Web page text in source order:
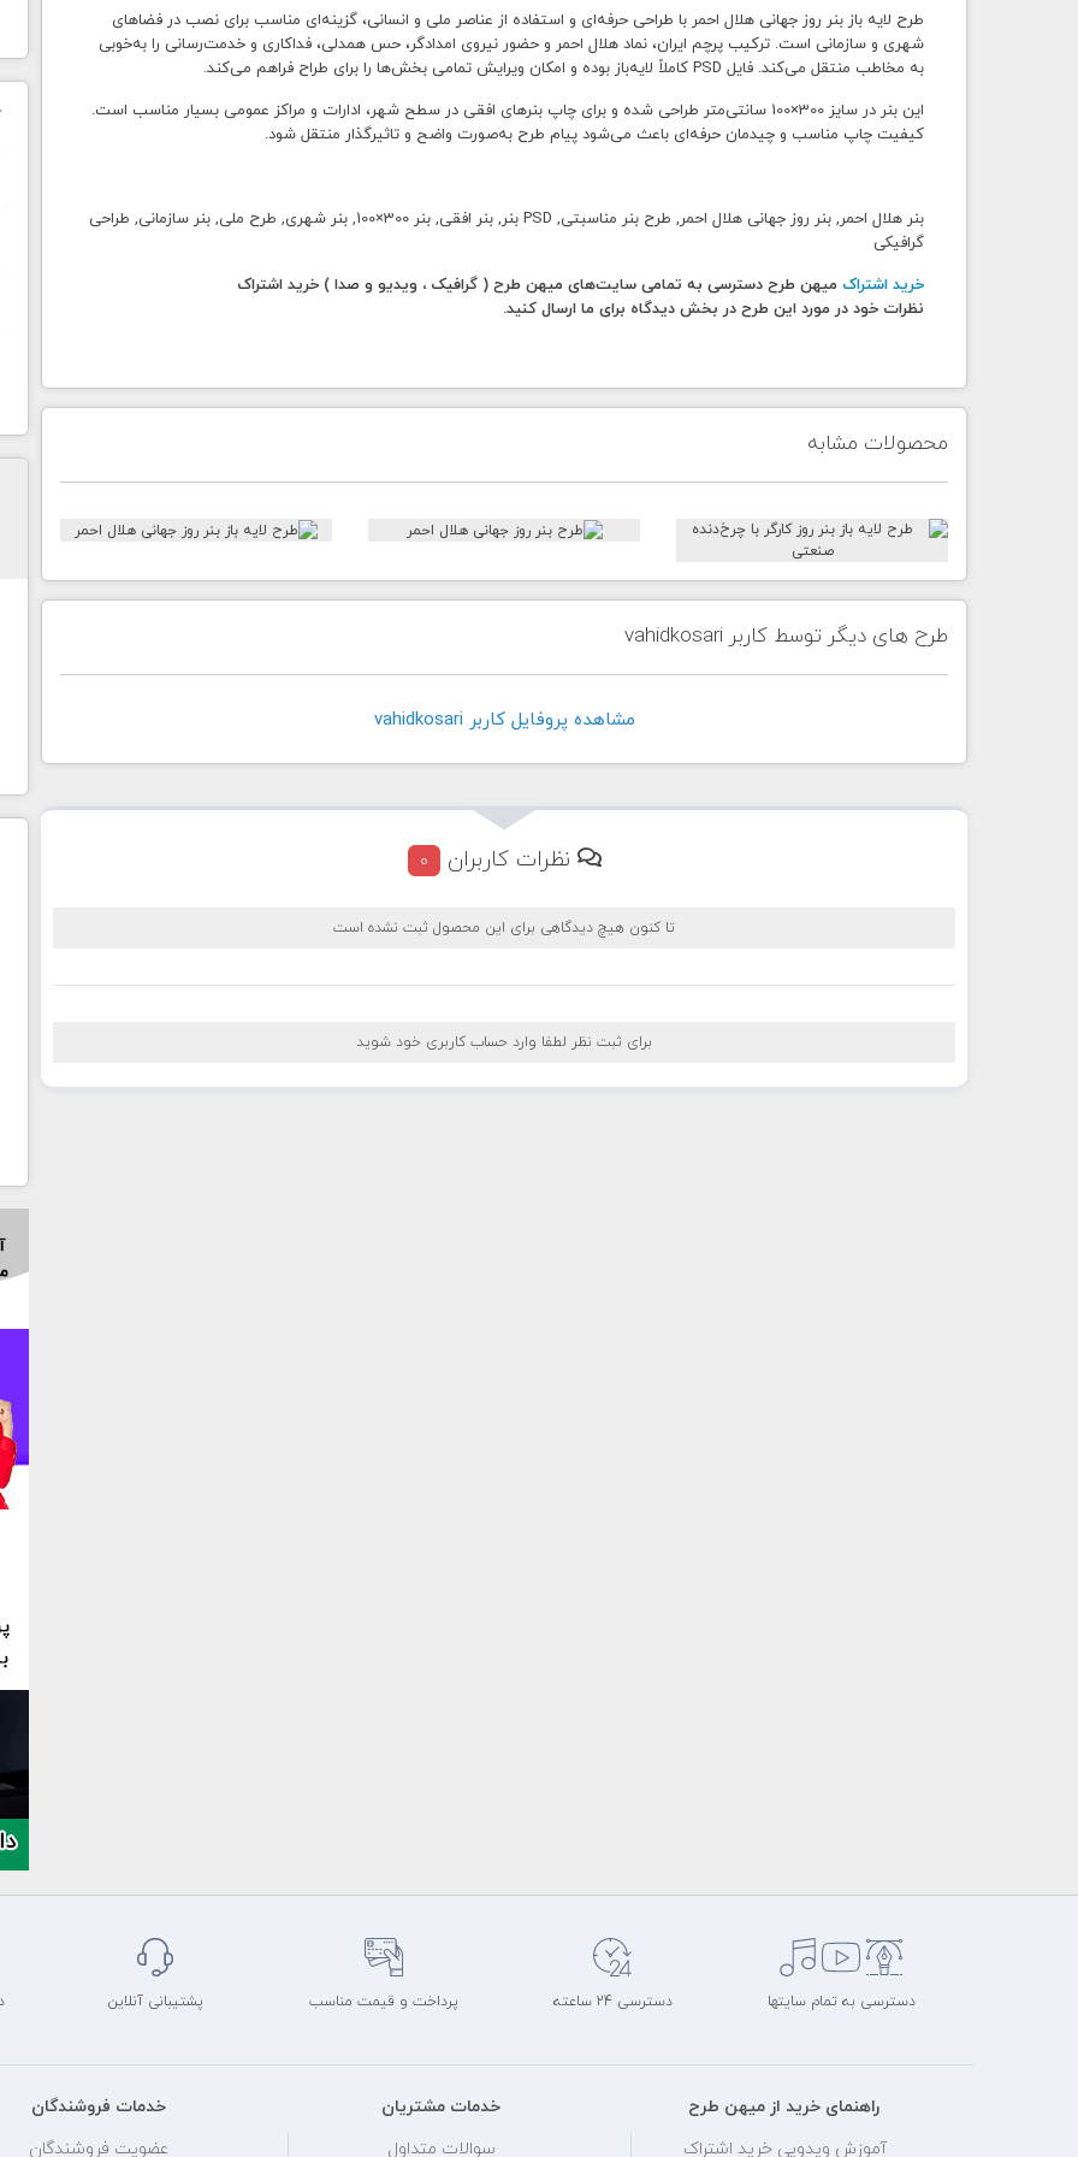
طرح لایه باز بنر روز جهانی هلال احمر با طراحی حرفه‌ای و استفاده از عناصر ملی و انسانی، گزینه‌ای مناسب برای نصب در فضاهای
شهری و سازمانی است. ترکیب پرچم ایران، نماد هلال احمر و حضور نیروی امدادگر، حس همدلی، فداکاری و خدمت‌رسانی را به‌خوبی
به مخاطب منتقل می‌کند. فایل PSD کاملاً لایه‌باز بوده و امکان ویرایش تمامی بخش‌ها را برای طراح فراهم می‌کند.
این بنر در سایز 300×100 سانتی‌متر طراحی شده و برای چاپ بنرهای افقی در سطح شهر، ادارات و مراکز عمومی بسیار مناسب است.
کیفیت چاپ مناسب و چیدمان حرفه‌ای باعث می‌شود پیام طرح به‌صورت واضح و تاثیرگذار منتقل شود.
بنر هلال احمر, بنر روز جهانی هلال احمر, طرح بنر مناسبتی, PSD بنر, بنر افقی, بنر 300×100, بنر شهری, طرح ملی, بنر سازمانی, طراحی
گرافیکی
خرید اشتراک میهن طرح دسترسی به تمامی سایت‌های میهن طرح ( گرافیک ، ویدیو و صدا ) خرید اشتراک
نظرات خود در مورد این طرح در بخش دیدگاه برای ما ارسال کنید.
محصولات مشابه
طرح های دیگر توسط کاربر vahidkosari
مشاهده پروفايل کاربر vahidkosari
نظرات کاربران 0
تا کنون هیچ دیدگاهی برای این محصول ثبت نشده است
برای ثبت نظر لطفا وارد حساب کاربری خود شوید
دسترسی به تمام سایتها دسترسی 24 ساعته پرداخت و قیمت مناسب پشتیبانی آنلاین
راهنمای خرید از میهن طرح
آموزش ویدویی خرید اشتراک
خدمات مشتریان
سوالات متداول
خدمات فروشندگان
عضویت فروشندگان